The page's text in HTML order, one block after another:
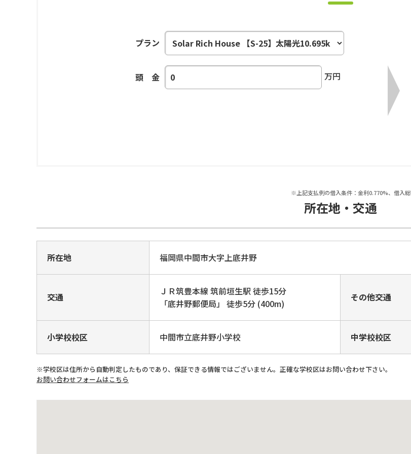
プラン
頭 金 万円
※上記支払例の借入条件：金利0.770%、借入
所在地・交通
所在地 福岡県中間市大字上底井野
交通
ＪＲ筑豊本線 筑前垣生駅 徒歩15分
「底井野郵便局」 徒歩5分 (400m)
その他交通
小学校校区 中間市立底井野小学校 中学校校区
※学校区は住所から自動判定したものであり、保証できる情報ではございません。正確な学校区はお問い合わせ下さい。
お問い合わせフォームはこちら